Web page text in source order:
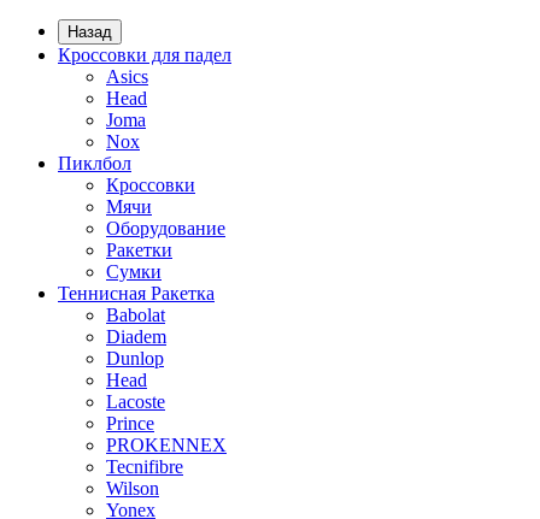
Назад
Кроссовки для падел
Asics
Head
Joma
Nox
Пиклбол
Кроссовки
Мячи
Оборудование
Ракетки
Сумки
Теннисная Ракетка
Babolat
Diadem
Dunlop
Head
Lacoste
Prince
PROKENNEX
Tecnifibre
Wilson
Yonex